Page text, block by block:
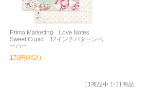
Prima Marketing Love Notes
Sweet Cupid 12インチパターンペ
ーパー
170円(税込)
11商品中 1-11商品